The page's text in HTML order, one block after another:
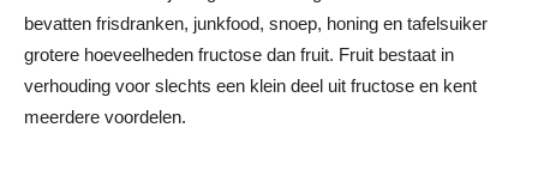
bevatten frisdranken, junkfood, snoep, honing en tafelsuiker
grotere hoeveelheden fructose dan fruit. Fruit bestaat in
verhouding voor slechts een klein deel uit fructose en kent
meerdere voordelen.